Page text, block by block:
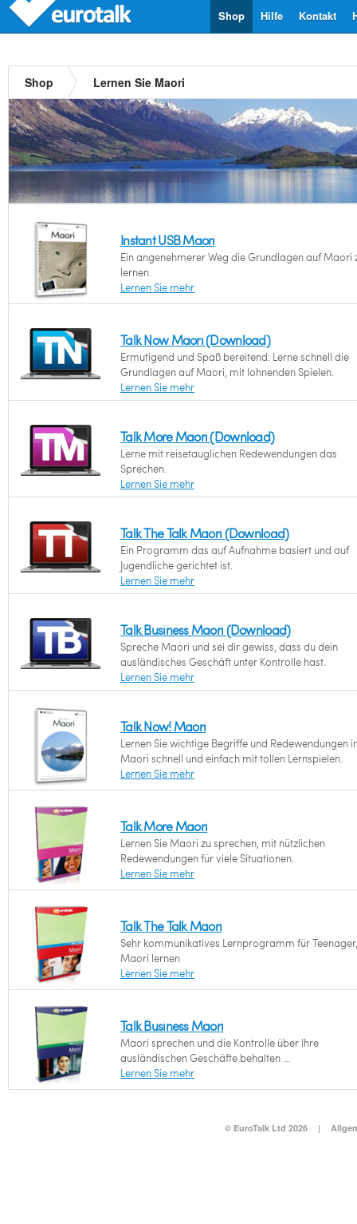
Kontakt
Hilfe
Shop
Shop Lernen Sie Maori
Instant USB Maori
Ein angenehmerer Weg die Grundlagen auf Maori
lernen.
Lernen Sie mehr
Talk Now Maori (Download)
Ermutigend und Spaß bereitend: Lerne schnell die
Grundlagen auf Maori, mit lohnenden Spielen.
Lernen Sie mehr
Talk More Maori (Download)
Lerne mit reisetauglichen Redewendungen das
Sprechen.
Lernen Sie mehr
Talk The Talk Maori (Download)
Ein Programm das auf Aufnahme basiert und auf
Jugendliche gerichtet ist.
Lernen Sie mehr
Talk Business Maori (Download)
Spreche Maori und sei dir gewiss, dass du dein
ausländisches Geschäft unter Kontrolle hast.
Lernen Sie mehr
Talk Now! Maori
Lernen Sie wichtige Begriffe und Redewendungen
Maori schnell und einfach mit tollen Lernspielen.
Lernen Sie mehr
Talk More Maori
Lernen Sie Maori zu sprechen, mit nützlichen
Redewendungen für viele Situationen.
Lernen Sie mehr
Talk The Talk Maori
Sehr kommunikatives Lernprogramm für
Maori lernen
Lernen Sie mehr
Talk Business Maori
Maori sprechen und die Kontrolle über Ihre
ausländischen Geschäfte behalten ...
Lernen Sie mehr
© EuroTalk Ltd 2026 |